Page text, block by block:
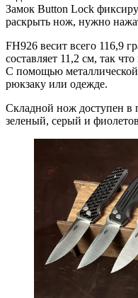
Замок Button Lock
раскрыть нож, нужно
FH926 весит всего 116,9
составляет 11,2 см, так
С помощью
рюкзаку или одежде.
Складной нож доступен в
зеленый, серый и